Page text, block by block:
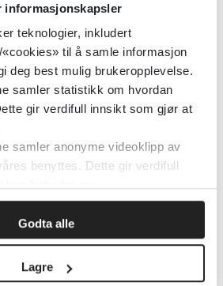
informasjonskapsler
teknologier, inkludert
til å samle informasjon
deg best mulig brukeropplevelse.
samler statistikk om hvordan
gir verdifull innsikt som gjør at
samler anonyme videoklipp av
benyttes. Dette gir verdifull
Godta alle
Lagre
tiltak mot angst
2024
og tilbakeføring til arbeid
tverrfaglig intervensjon
korsryggsmerter: